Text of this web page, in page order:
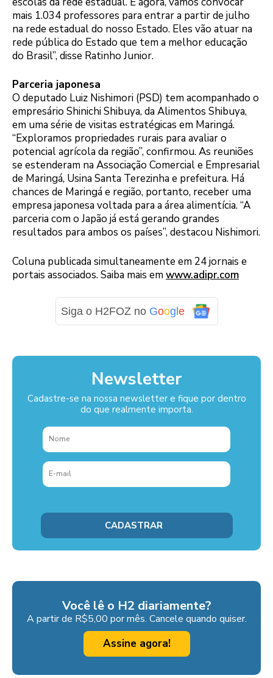
mais 1.034 professores para entrar a partir de julho
na rede estadual do nosso Estado. Eles vão atuar na
rede pública do Estado que tem a melhor educação
do Brasil”, disse Ratinho Junior.
Parceria japonesa
O deputado Luiz Nishimori (PSD) tem acompanhado o
empresário Shinichi Shibuya, da Alimentos Shibuya,
em uma série de visitas estratégicas em Maringá.
“Exploramos propriedades rurais para avaliar o
potencial agrícola da região”, confirmou. As reuniões
se estenderam na Associação Comercial e Empresarial
de Maringá, Usina Santa Terezinha e prefeitura. Há
chances de Maringá e região, portanto, receber uma
empresa japonesa voltada para a área alimentícia. “A
parceria com o Japão já está gerando grandes
resultados para ambos os países”, destacou Nishimori.
Coluna publicada simultaneamente em 24 jornais e
portais associados. Saiba mais emwww.adipr.com
Siga o H2FOZ no Goog e
Newsletter
Cadastre-se na nossa newsletter e fique por dentro
do que realmente importa.
Você lê o H2 diariamente?
A partir de R$5,00 por mês. Cancele quando quiser.
Assine agora!